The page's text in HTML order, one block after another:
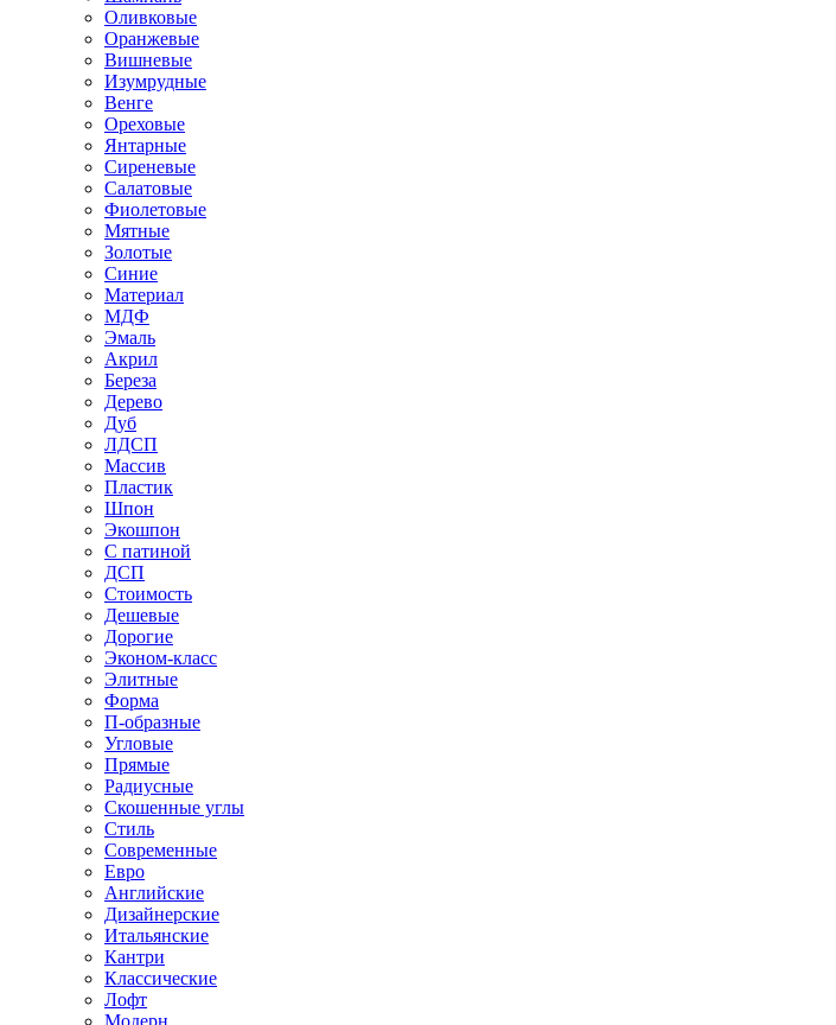
Оливковые
Оранжевые
Вишневые
Изумрудные
Венге
Ореховые
Янтарные
Сиреневые
Салатовые
Фиолетовые
Мятные
Золотые
Синие
Материал
МДФ
Эмаль
Акрил
Береза
Дерево
Дуб
ЛДСП
Массив
Пластик
Шпон
Экошпон
С патиной
ДСП
Стоимость
Дешевые
Дорогие
Эконом-класс
Элитные
Форма
П-образные
Угловые
Прямые
Радиусные
Скошенные углы
Стиль
Современные
Евро
Английские
Дизайнерские
Итальянские
Кантри
Классические
Лофт
Модерн